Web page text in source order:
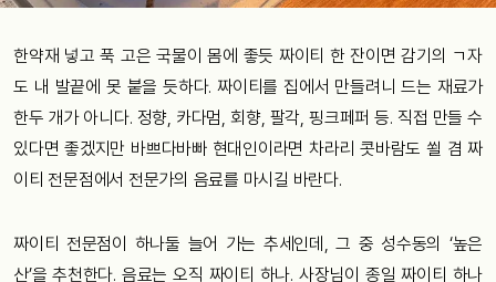
한약재 넣고 푹 고은 국물이 몸에 좋듯 짜이티 한 잔이면 감기의 ㄱ자
도 내 발끝에 못 붙을 듯하다. 짜이티를 집에서 만들려니 드는 재료가
한두 개가 아니다. 정향, 카다멈, 회향, 팔각, 핑크페퍼 등. 직접 만들 수
있다면 좋겠지만 바쁘다바빠 현대인이라면 차라리 콧바람도 쐴 겸 짜
이티 전문점에서 전문가의 음료를 마시길 바란다.
짜이티 전문점이 하나둘 늘어 가는 추세인데, 그 중 성수동의 ‘높은
산’을 추천한다. 음료는 오직 짜이티 하나. 사장님이 종일 짜이티 하나